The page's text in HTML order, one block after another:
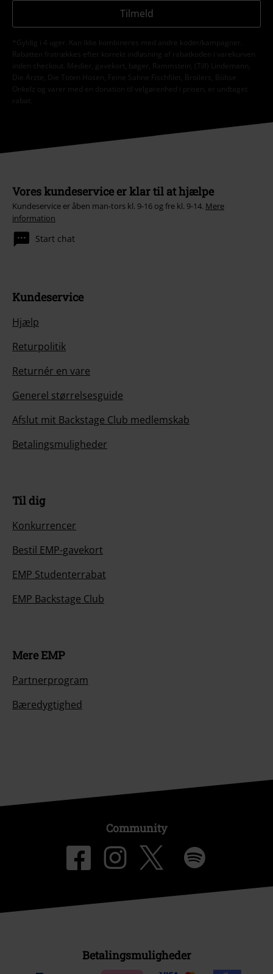
Tilmeld
*Gyldig i 4 uger. Kan ikke kombineres med andre koder/kampagner.
Rabatten fratrækkes efter korrekt indløsning af rabatkoden i varekurven
inden checkout. Medier, gavekort, bøger, Rammstein, (Till) Lindemann,
Die Ärzte, Die Toten Hosen, Feine Sahne Fischfilet, Broilers, Böhse
Onkelz og varer med en donation til velgørenhed i prisen, er undtaget
rabat.
Vores kundeservice er klar til at hjælpe
Kundeservice er åben man-tors kl. 9-16 og fre kl. 9-14. Mere
information
Start chat
Kundeservice
Hjælp
Returpolitik
Returnér en vare
Generel størrelsesguide
Afslut mit Backstage Club medlemskab
Betalingsmuligheder
Til dig
Konkurrencer
Bestil EMP-gavekort
EMP Studenterrabat
EMP Backstage Club
Mere EMP
Partnerprogram
Bæredygtighed
Community
Betalingsmuligheder